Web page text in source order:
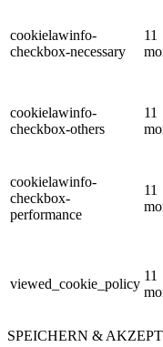
cookielawinfo-
checkbox-necessary
11
cookielawinfo-
checkbox-others
11
cookielawinfo-
checkbox-
performance
11
viewed_cookie_policy
11
SPEICHERN &